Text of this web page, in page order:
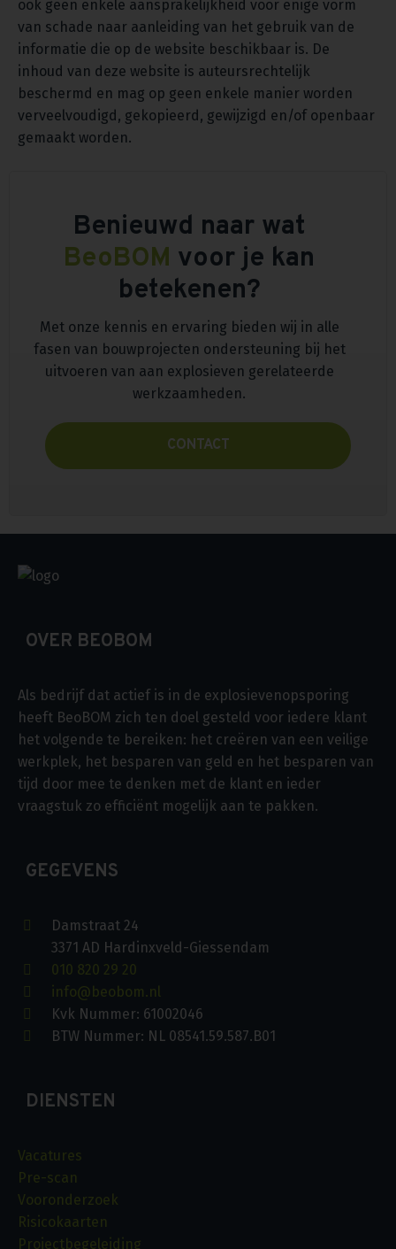
ook geen enkele aansprakelijkheid voor enige vorm
van schade naar aanleiding van het gebruik van de
informatie die op de website beschikbaar is. De
inhoud van deze website is auteursrechtelijk
beschermd en mag op geen enkele manier worden
verveelvoudigd, gekopieerd, gewijzigd en/of openbaar
gemaakt worden.
Benieuwd naar wat
BeoBOM voor je kan
betekenen?
Met onze kennis en ervaring bieden wij in alle
fasen van bouwprojecten ondersteuning bij het
uitvoeren van aan explosieven gerelateerde
werkzaamheden.
CONTACT
OVER BEOBOM
Als bedrijf dat actief is in de explosievenopsporing
heeft BeoBOM zich ten doel gesteld voor iedere klant
het volgende te bereiken: het creëren van een veilige
werkplek, het besparen van geld en het besparen van
tijd door mee te denken met de klant en ieder
vraagstuk zo efficiënt mogelijk aan te pakken.
GEGEVENS
Damstraat 24
3371 AD Hardinxveld-Giessendam
010 820 29 20
info@beobom.nl
Kvk Nummer: 61002046
BTW Nummer: NL 08541.59.587.B01
DIENSTEN
Vacatures
Pre-scan
Vooronderzoek
Risicokaarten
Projectbegeleiding